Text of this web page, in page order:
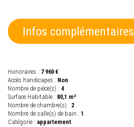
Infos complémentaires
Honoraires : 7 960 €
Accès handicapes : Non
Nombre de pièce(s) : 4
Surface Habitable : 80,1 m²
Nombre de chambre(s) : 2
Nombre de salle(s) de bain : 1
Catégorie : appartement